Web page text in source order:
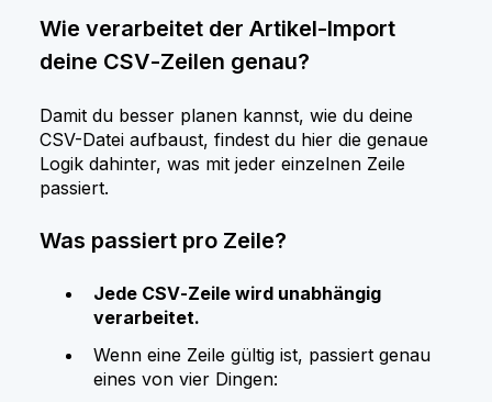
Wie verarbeitet der Artikel-Import
deine CSV‑Zeilen genau?
Damit du besser planen kannst, wie du deine
CSV-Datei aufbaust, findest du hier die genaue
Logik dahinter, was mit jeder einzelnen Zeile
passiert.
Was passiert pro Zeile?
Jede CSV‑Zeile wird unabhängig
verarbeitet.
Wenn eine Zeile gültig ist, passiert genau
eines von vier Dingen: